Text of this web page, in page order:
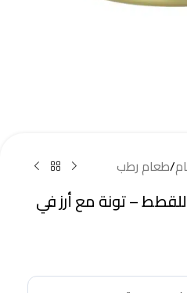
/طعام رطب
– تونة مع أرز في